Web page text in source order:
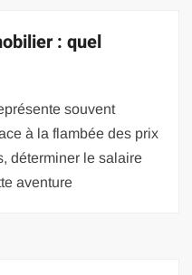
: quel
souvent
à la flambée des prix
déterminer le salaire
aventure